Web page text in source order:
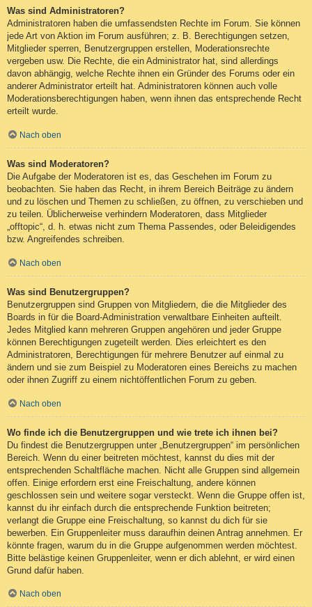
Was sind Administratoren?
Administratoren haben die umfassendsten Rechte im Forum. Sie können
jede Art von Aktion im Forum ausführen; z. B. Berechtigungen setzen,
Mitglieder sperren, Benutzergruppen erstellen, Moderationsrechte
vergeben usw. Die Rechte, die ein Administrator hat, sind allerdings
davon abhängig, welche Rechte ihnen ein Gründer des Forums oder ein
anderer Administrator erteilt hat. Administratoren können auch volle
Moderationsberechtigungen haben, wenn ihnen das entsprechende Recht
erteilt wurde.
Nach oben
Was sind Moderatoren?
Die Aufgabe der Moderatoren ist es, das Geschehen im Forum zu
beobachten. Sie haben das Recht, in ihrem Bereich Beiträge zu ändern
und zu löschen und Themen zu schließen, zu öffnen, zu verschieben und
zu teilen. Üblicherweise verhindern Moderatoren, dass Mitglieder
„offtopic“, d. h. etwas nicht zum Thema Passendes, oder Beleidigendes
bzw. Angreifendes schreiben.
Nach oben
Was sind Benutzergruppen?
Benutzergruppen sind Gruppen von Mitgliedern, die die Mitglieder des
Boards in für die Board-Administration verwaltbare Einheiten aufteilt.
Jedes Mitglied kann mehreren Gruppen angehören und jeder Gruppe
können Berechtigungen zugeteilt werden. Dies erleichtert es den
Administratoren, Berechtigungen für mehrere Benutzer auf einmal zu
ändern und sie zum Beispiel zu Moderatoren eines Bereichs zu machen
oder ihnen Zugriff zu einem nichtöffentlichen Forum zu geben.
Nach oben
Wo finde ich die Benutzergruppen und wie trete ich ihnen bei?
Du findest die Benutzergruppen unter „Benutzergruppen“ im persönlichen
Bereich. Wenn du einer beitreten möchtest, kannst du dies mit der
entsprechenden Schaltfläche machen. Nicht alle Gruppen sind allgemein
offen. Einige erfordern erst eine Freischaltung, andere können
geschlossen sein und weitere sogar versteckt. Wenn die Gruppe offen ist,
kannst du ihr einfach durch die entsprechende Funktion beitreten;
verlangt die Gruppe eine Freischaltung, so kannst du dich für sie
bewerben. Ein Gruppenleiter muss daraufhin deinen Antrag annehmen. Er
könnte fragen, warum du in die Gruppe aufgenommen werden möchtest.
Bitte belästige keinen Gruppenleiter, wenn er dich ablehnt, er wird einen
Grund dafür haben.
Nach oben